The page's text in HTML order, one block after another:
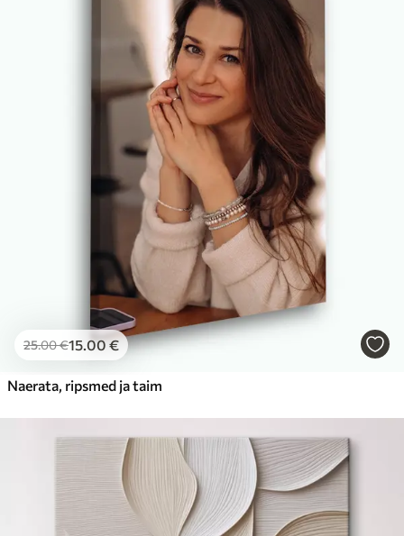
25.00€15.00€
Naerata, ripsmed ja taim